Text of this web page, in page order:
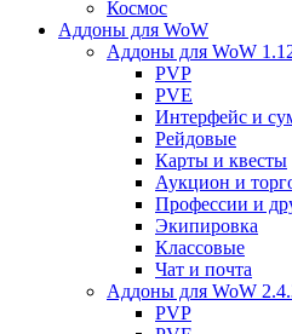
Космос
Аддоны для WoW
Аддоны для WoW
PVP
PVE
Интерфейс и
Рейдовые
Карты и квесты
Аукцион и
Профессии и
Экипировка
Классовые
Чат и почта
Аддоны для WoW
PVP